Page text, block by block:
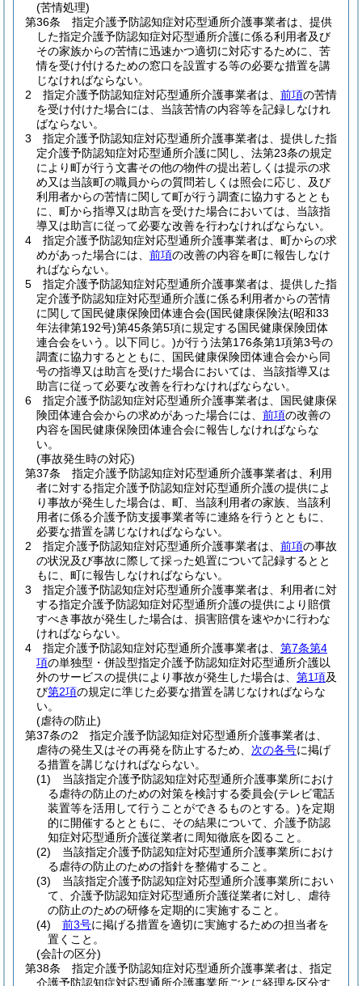
(苦情処理)
第36条
指定介護予防認知症対応型通所介護事業者は、提供
した指定介護予防認知症対応型通所介護に係る利用者及び
その家族からの苦情に迅速かつ適切に対応するために、苦
情を受け付けるための窓口を設置する等の必要な措置を講
じなければならない。
2
指定介護予防認知症対応型通所介護事業者は、 前項の苦情
を受け付けた場合には、当該苦情の内容等を記録しなけれ
ばならない。
3
指定介護予防認知症対応型通所介護事業者は、提供した指
定介護予防認知症対応型通所介護に関し、法第23条の規定
により町が行う文書その他の物件の提出若しくは提示の求
め又は当該町の職員からの質問若しくは照会に応じ、及び
利用者からの苦情に関して町が行う調査に協力するととも
に、町から指導又は助言を受けた場合においては、当該指
導又は助言に従って必要な改善を行わなければならない。
4
指定介護予防認知症対応型通所介護事業者は、町からの求
めがあった場合には、 前項の改善の内容を町に報告しなけ
ればならない。
5
指定介護予防認知症対応型通所介護事業者は、提供した指
定介護予防認知症対応型通所介護に係る利用者からの苦情
に関して国民健康保険団体連合会(国民健康保険法(昭和33
年法律第192号)第45条第5項に規定する国民健康保険団体
連合会をいう。以下同じ。)が行う法第176条第1項第3号の
調査に協力するとともに、国民健康保険団体連合会から同
号の指導又は助言を受けた場合においては、当該指導又は
助言に従って必要な改善を行わなければならない。
6
指定介護予防認知症対応型通所介護事業者は、国民健康保
険団体連合会からの求めがあった場合には、 前項の改善の
内容を国民健康保険団体連合会に報告しなければならな
い。
(事故発生時の対応)
第37条
指定介護予防認知症対応型通所介護事業者は、利用
者に対する指定介護予防認知症対応型通所介護の提供によ
り事故が発生した場合は、町、当該利用者の家族、当該利
用者に係る介護予防支援事業者等に連絡を行うとともに、
必要な措置を講じなければならない。
2
指定介護予防認知症対応型通所介護事業者は、 前項の事故
の状況及び事故に際して採った処置について記録するとと
もに、町に報告しなければならない。
3
指定介護予防認知症対応型通所介護事業者は、利用者に対
する指定介護予防認知症対応型通所介護の提供により賠償
すべき事故が発生した場合は、損害賠償を速やかに行わな
ければならない。
4
指定介護予防認知症対応型通所介護事業者は、 第7条第4
項の単独型・併設型指定介護予防認知症対応型通所介護以
外のサービスの提供により事故が発生した場合は、 第1項及
び第2項の規定に準じた必要な措置を講じなければならな
い。
(虐待の防止)
第37条の2
指定介護予防認知症対応型通所介護事業者は、
虐待の発生又はその再発を防止するため、 次の各号に掲げ
る措置を講じなければならない。
(1)
当該指定介護予防認知症対応型通所介護事業所におけ
る虐待の防止のための対策を検討する委員会(テレビ電話
装置等を活用して行うことができるものとする。)を定期
的に開催するとともに、その結果について、介護予防認
知症対応型通所介護従業者に周知徹底を図ること。
(2)
当該指定介護予防認知症対応型通所介護事業所におけ
る虐待の防止のための指針を整備すること。
(3)
当該指定介護予防認知症対応型通所介護事業所におい
て、介護予防認知症対応型通所介護従業者に対し、虐待
の防止のための研修を定期的に実施すること。
(4)
前3号に掲げる措置を適切に実施するための担当者を
置くこと。
(会計の区分)
第38条
指定介護予防認知症対応型通所介護事業者は、指定
介護予防認知症対応型通所介護事業所ごとに経理を区分す